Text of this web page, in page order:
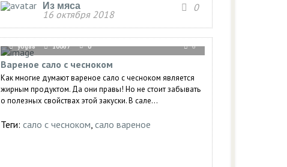
Из мяса
16 октября 2018
0
yog88 10067 0 0
Вареное сало с чесноком
Как многие думают вареное сало с чесноком является
жирным продуктом. Да они правы! Но не стоит забывать
о полезных свойствах этой закуски. В сале...
Теги: сало с чесноком, сало вареное